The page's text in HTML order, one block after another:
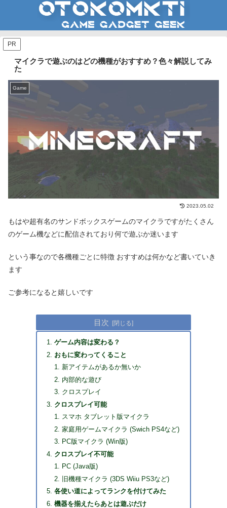
PR
マイクラで遊ぶのはどの機種がおすすめ？色々解説してみ
た
Game
2023.05.02
もはや超有名のサンドボックスゲームのマイクラですがたくさん
のゲーム機などに配信されており何で遊ぶか迷います
という事なので各機種ごとに特徴 おすすめは何かなど書いていき
ます
ご参考になると嬉しいです
目次
ゲーム内容は変わる？
おもに変わってくること
新アイテムがあるか無いか
内部的な遊び
クロスプレイ
クロスプレイ可能
スマホ タブレット版マイクラ
家庭用ゲームマイクラ (Swich PS4など)
PC版マイクラ (Win版)
クロスプレイ不可能
PC (Java版)
旧機種マイクラ (3DS Wiiu PS3など)
各使い道によってランクを付けてみた
機器を揃えたらあとは遊ぶだけ